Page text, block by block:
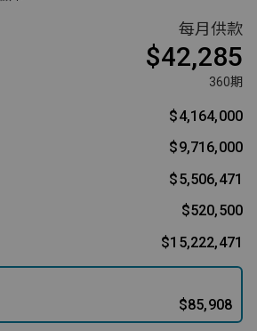
每月供款
$42,285
360期
$4,164,000
$9,716,000
$5,506,471
$520,500
$15,222,471
$85,908